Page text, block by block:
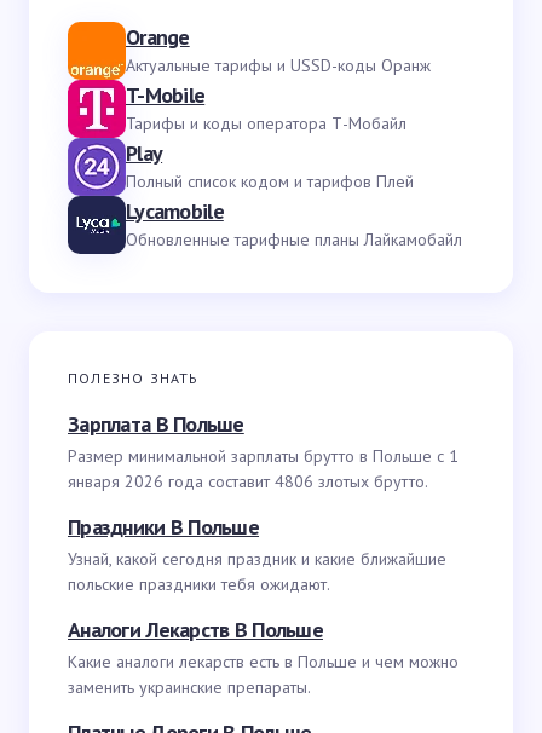
Orange
Актуальные тарифы и USSD-коды Оранж
T-Mobile
Тарифы и коды оператора Т-Мобайл
Play
Полный список кодом и тарифов Плей
Lycamobile
Обновленные тарифные планы Лайкамобайл
ПОЛЕЗНО ЗНАТЬ
Зарплата В Польше
Размер минимальной зарплаты брутто в Польше с 1
января 2026 года составит 4806 злотых брутто.
Праздники В Польше
Узнай, какой сегодня праздник и какие ближайшие
польские праздники тебя ожидают.
Аналоги Лекарств В Польше
Какие аналоги лекарств есть в Польше и чем можно
заменить украинские препараты.